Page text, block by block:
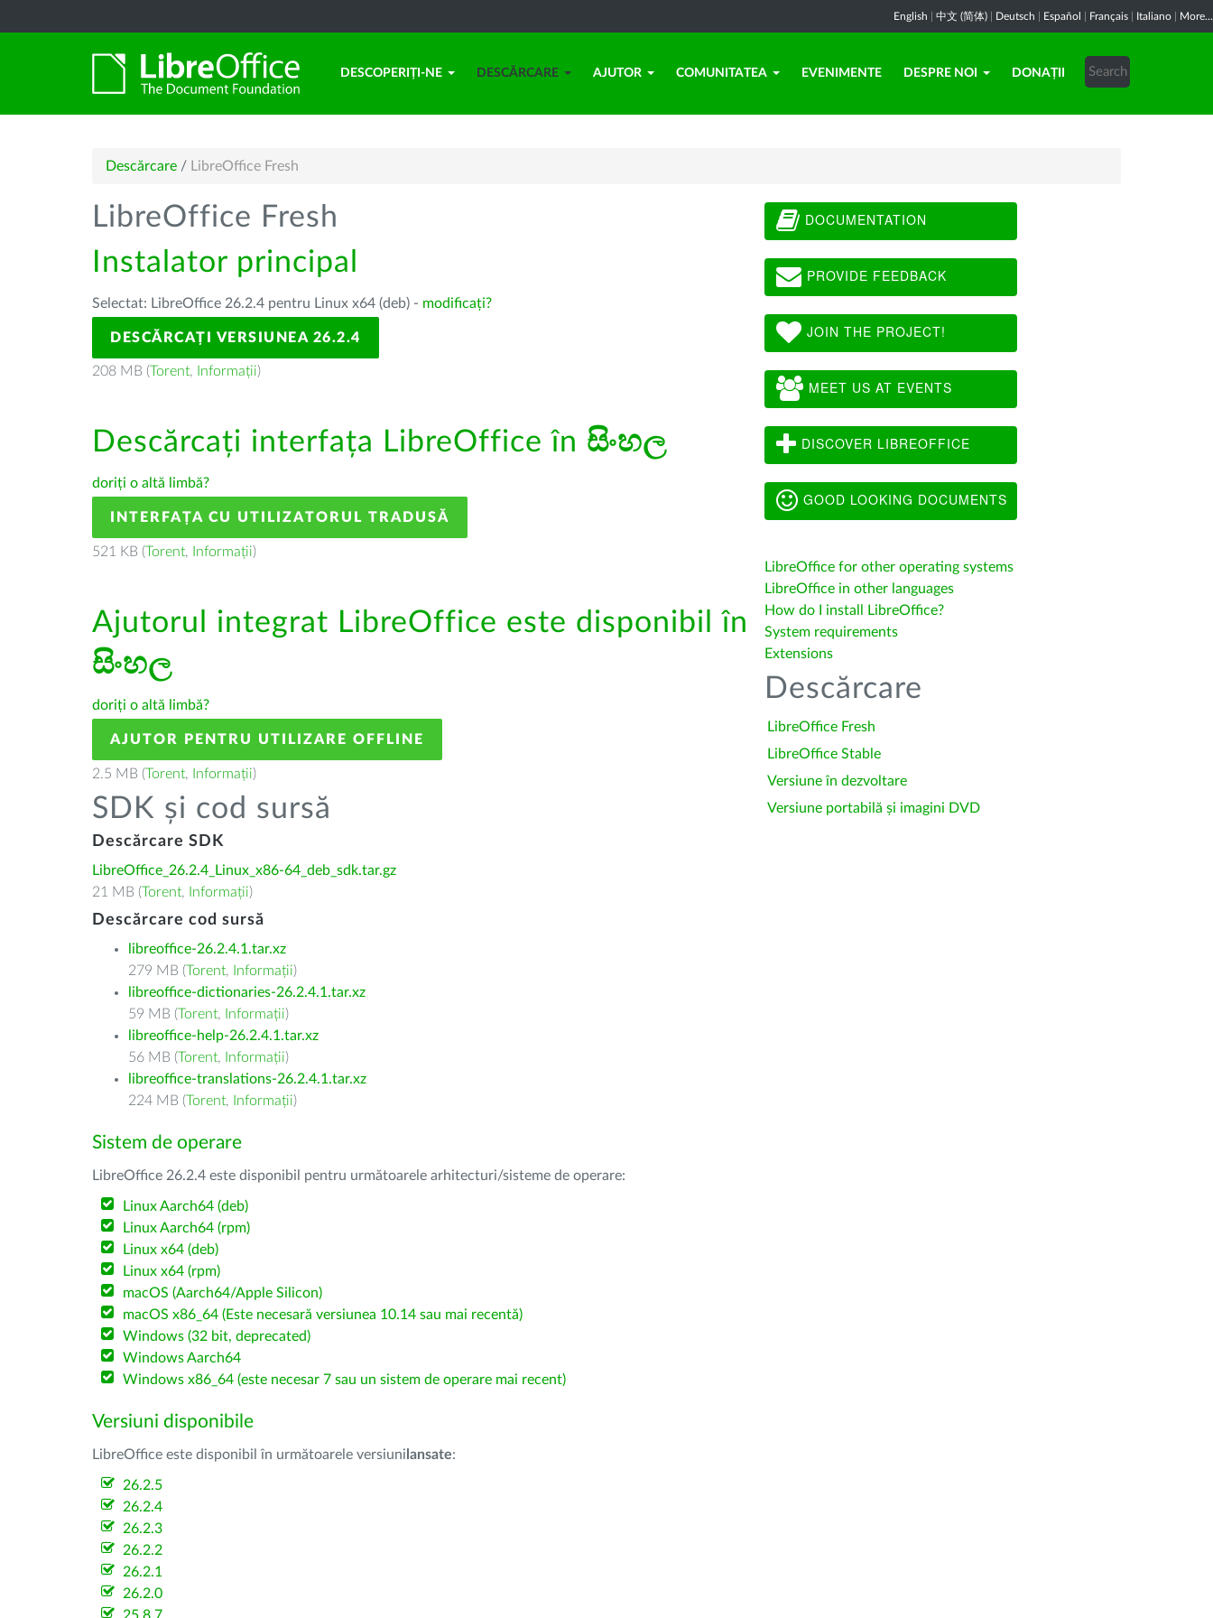
English 中文 (简体) Deutsch Español Français Italiano More...
DESCOPERIȚI-NE DESCĂRCARE AJUTOR COMUNITATEA EVENIMENTE DESPRE NOI DONAȚII
Descărcare / LibreOffice Fresh
LibreOffice Fresh
Instalator principal
Selectat: LibreOffice 26.2.4 pentru Linux x64 (deb) - modificați?
DESCĂRCAȚI VERSIUNEA 26.2.4
208 MB (Torent, Informații)
Descărcați interfața LibreOffice în සිංහල
doriți o altă limbă?
INTERFAȚA CU UTILIZATORUL TRADUSĂ
521 KB (Torent, Informații)
Ajutorul integrat LibreOffice este disponibil în
සිංහල
doriți o altă limbă?
AJUTOR PENTRU UTILIZARE OFFLINE
2.5 MB (Torent, Informații)
SDK și cod sursă
Descărcare SDK
LibreOffice_26.2.4_Linux_x86-64_deb_sdk.tar.gz
21 MB (Torent, Informații)
Descărcare cod sursă
libreoffice-26.2.4.1.tar.xz
279 MB (Torent, Informații)
libreoffice-dictionaries-26.2.4.1.tar.xz
59 MB (Torent, Informații)
libreoffice-help-26.2.4.1.tar.xz
56 MB (Torent, Informații)
libreoffice-translations-26.2.4.1.tar.xz
224 MB (Torent, Informații)
Sistem de operare
LibreOffice 26.2.4 este disponibil pentru următoarele arhitecturi/sisteme de operare:
Linux Aarch64 (deb)
Linux Aarch64 (rpm)
Linux x64 (deb)
Linux x64 (rpm)
macOS (Aarch64/Apple Silicon)
macOS x86_64 (Este necesară versiunea 10.14 sau mai recentă)
Windows (32 bit, deprecated)
Windows Aarch64
Windows x86_64 (este necesar 7 sau un sistem de operare mai recent)
Versiuni disponibile
LibreOffice este disponibil în următoarele versiuni lansate:
26.2.5
26.2.4
26.2.3
26.2.2
26.2.1
26.2.0
DOCUMENTATION
PROVIDE FEEDBACK
JOIN THE PROJECT!
MEET US AT EVENTS
DISCOVER LIBREOFFICE
GOOD LOOKING DOCUMENTS
LibreOffice for other operating systems
LibreOffice in other languages
How do I install LibreOffice?
System requirements
Extensions
Descărcare
LibreOffice Fresh
LibreOffice Stable
Versiune în dezvoltare
Versiune portabilă și imagini DVD